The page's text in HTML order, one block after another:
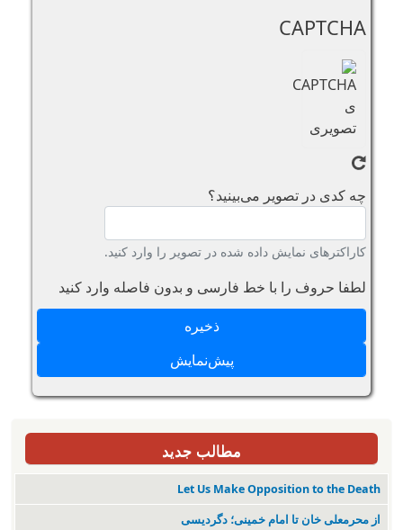
CAPTCHA
چه کدی در تصویر می‌بینید؟
کاراکترهای نمایش داده شده در تصویر را وارد کنید.
لطفا حروف را با خط فارسی و بدون فاصله وارد کنید
مطالب جدید
Let Us Make Opposition to the Death
از محرمعلی خان تا امام خمینی؛ دگردیسی